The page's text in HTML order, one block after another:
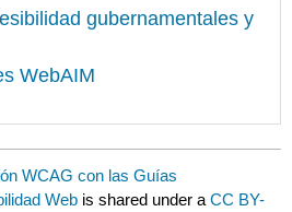
gubernamentales y
WebAIM
WCAG con las Guías
Web is shared under aCC BY-